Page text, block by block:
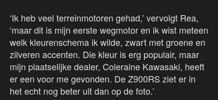
‘Ik heb veel terreinmotoren gehad,’ vervolgt Rea,
‘maar dit is mijn eerste wegmotor en ik wist meteen
welk kleurenschema ik wilde, zwart met groene en
zilveren accenten. Die kleur is erg populair, maar
mijn plaatselijke dealer, Coleraine Kawasaki, heeft
er een voor me gevonden. De Z900RS ziet er in
het echt nog beter uit dan op de foto.’